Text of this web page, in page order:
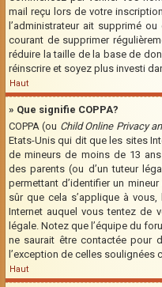
mail reçu lors de votre
l’administrateur ait supprimé
courant de supprimer
réduire la taille de la base de
réinscrire et soyez plus investi
Haut
» Que signifie COPPA?
COPPA (ou Child Online Privacy
Etats-Unis qui dit que les sites
de mineurs de moins de 13
des parents (ou d’un tuteur
permettant d’identifier un
sûr que cela s’applique à
Internet auquel vous tentez de
légale. Notez que l’équipe du
ne saurait être contactée pour
l’exception de celles soulignées
Haut